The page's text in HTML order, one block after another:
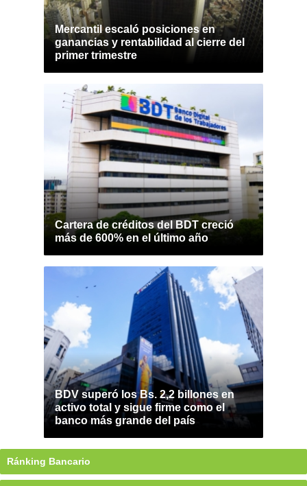
Mercantil escaló posiciones en
ganancias y rentabilidad al cierre del
primer trimestre
Cartera de créditos del BDT creció
más de 600% en el último año
BDV superó los Bs. 2,2 billones en
activo total y sigue firme como el
banco más grande del país
Ránking Bancario